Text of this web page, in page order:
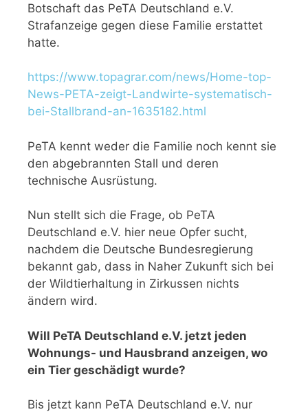
Botschaft das PeTA Deutschland e.V.
Strafanzeige gegen diese Familie erstattet
hatte.
https://www.topagrar.com/news/Home-top-
News-PETA-zeigt-Landwirte-systematisch-
bei-Stallbrand-an-1635182.html
PeTA kennt weder die Familie noch kennt sie
den abgebrannten Stall und deren
technische Ausrüstung.
Nun stellt sich die Frage, ob PeTA
Deutschland e.V. hier neue Opfer sucht,
nachdem die Deutsche Bundesregierung
bekannt gab, dass in Naher Zukunft sich bei
der Wildtierhaltung in Zirkussen nichts
ändern wird.
Will PeTA Deutschland e.V. jetzt jeden
Wohnungs- und Hausbrand anzeigen, wo
ein Tier geschädigt wurde?
Bis jetzt kann PeTA Deutschland e.V. nur